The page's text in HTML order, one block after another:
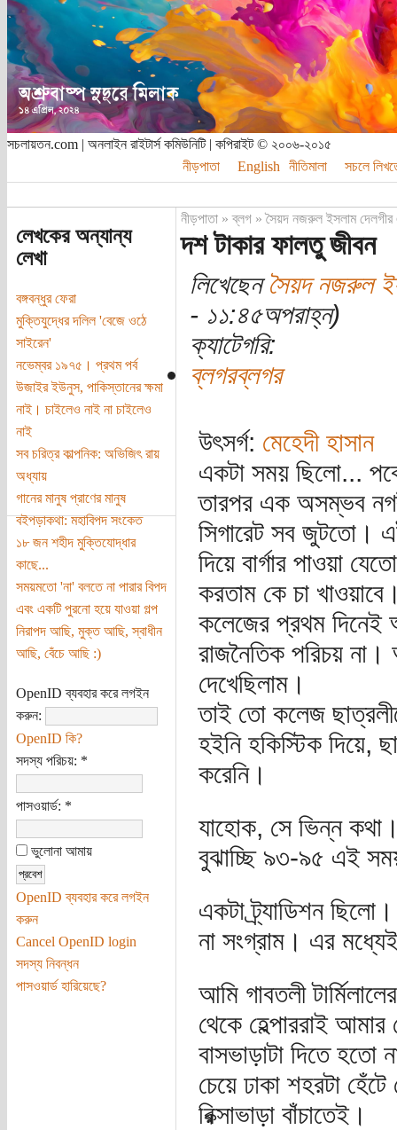
সচলায়তন.com | অনলাইন রাইটার্স কমিউনিটি | কপিরাইট © ২০০৬-২০১৫
নীড়পাতা
English নীতিমালা সচলে
লেখকের অন্যান্য
লেখা
বঙ্গবন্ধুর ফেরা
মুক্তিযুদ্ধের দলিল 'বেজে ওঠে
সাইরেন'
নভেম্বর ১৯৭৫। প্রথম পর্ব
উজাইর ইউনুস, পাকিস্তানের ক্ষমা
নাই। চাইলেও নাই না চাইলেও
নাই
সব চরিত্র কাল্পনিক: অভিজিৎ রায়
অধ্যায়
গানের মানুষ প্রাণের মানুষ
বইপড়াকথা: মহাবিপদ সংকেত
১৮ জন শহীদ মুক্তিযোদ্ধার
কাছে...
সময়মতো 'না' বলতে না পারার বিপদ
এবং একটি পুরনো হয়ে যাওয়া গল্প
নিরাপদ আছি, মুক্ত আছি, স্বাধীন
আছি, বেঁচে আছি :)
OpenID ব্যবহার করে লগইন
করুন:
OpenID কি?
সদস্য পরিচয়: *
পাসওয়ার্ড: *
ভুলোনা আমায়
OpenID ব্যবহার করে লগইন
করুন
Cancel OpenID login
সদস্য নিবন্ধন
পাসওয়ার্ড হারিয়েছে?
নীড়পাতা»ব্লগ»সৈয়দ নজরুল ইসলাম
দশ টাকার ফালতু জীবন
লিখেছেনসৈয়দ নজরুল
- ১১:৪৫অপরাহ্ন)
ক্যাটেগরি:
ব্লগরব্লগর
উৎসর্গ: মেহেদী হাসান
একটা সময় ছিলো...
তারপর এক অসম্ভব
সিগারেট সব জুটতো।
দিয়ে বার্গার পাওয়া
করতাম কে চা
কলেজের প্রথম দিনেই
রাজনৈতিক পরিচয়
দেখেছিলাম।
তাই তো কলেজ
হইনি হকিস্টিক দিয়ে,
করেনি।
যাহোক, সে ভিন্ন
বুঝাচ্ছি ৯৩-৯৫ এই
একটা ট্র্যাডিশন
না সংগ্রাম। এর মধ্যেই
আমি গাবতলী
থেকে হেল্পাররাই
বাসভাড়াটা দিতে হতো
চেয়ে ঢাকা শহরটা
রিক্সাভাড়া বাঁচাতেই।